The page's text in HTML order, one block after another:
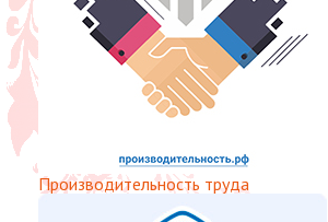
Производительность труда